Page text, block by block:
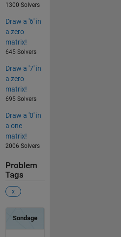
1300 Solvers
Draw a '6' in
a zero
matrix!
645 Solvers
Draw a '7' in
a zero
matrix!
695 Solvers
Draw a '0' in
a one
matrix!
2006 Solvers
Problem
Tags
x